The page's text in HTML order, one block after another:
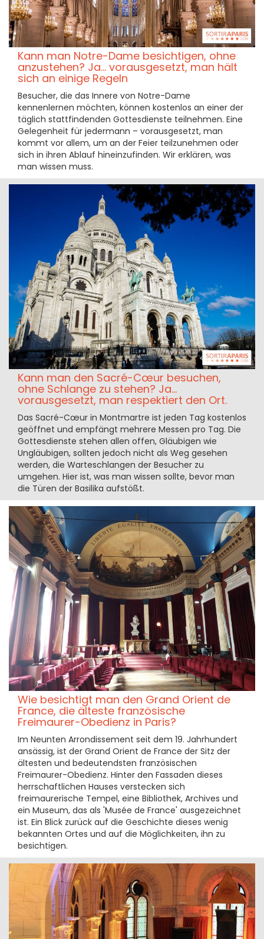
Kann man Notre-Dame besichtigen, ohne
anzustehen? Ja... vorausgesetzt, man hält
sich an einige Regeln
Besucher, die das Innere von Notre-Dame
kennenlernen möchten, können kostenlos an einer der
täglich stattfindenden Gottesdienste teilnehmen. Eine
Gelegenheit für jedermann – vorausgesetzt, man
kommt vor allem, um an der Feier teilzunehmen oder
sich in ihren Ablauf hineinzufinden. Wir erklären, was
man wissen muss.
Kann man den Sacré-Cœur besuchen,
ohne Schlange zu stehen? Ja...
vorausgesetzt, man respektiert den Ort.
Das Sacré-Cœur in Montmartre ist jeden Tag kostenlos
geöffnet und empfängt mehrere Messen pro Tag. Die
Gottesdienste stehen allen offen, Gläubigen wie
Ungläubigen, sollten jedoch nicht als Weg gesehen
werden, die Warteschlangen der Besucher zu
umgehen. Hier ist, was man wissen sollte, bevor man
die Türen der Basilika aufstößt.
Wie besichtigt man den Grand Orient de
France, die älteste französische
Freimaurer-Obedienz in Paris?
Im Neunten Arrondissement seit dem 19. Jahrhundert
ansässig, ist der Grand Orient de France der Sitz der
ältesten und bedeutendsten französischen
Freimaurer-Obedienz. Hinter den Fassaden dieses
herrschaftlichen Hauses verstecken sich
freimaurerische Tempel, eine Bibliothek, Archives und
ein Museum, das als 'Musée de France' ausgezeichnet
ist. Ein Blick zurück auf die Geschichte dieses wenig
bekannten Ortes und auf die Möglichkeiten, ihn zu
besichtigen.